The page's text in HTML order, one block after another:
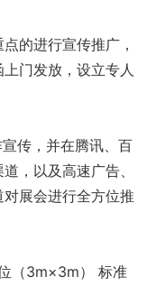
的进行宣传推广，
门发放，设立专人
传，并在腾讯、百
，以及高速广告、
展会进行全方位推
（3m×3m）
标准